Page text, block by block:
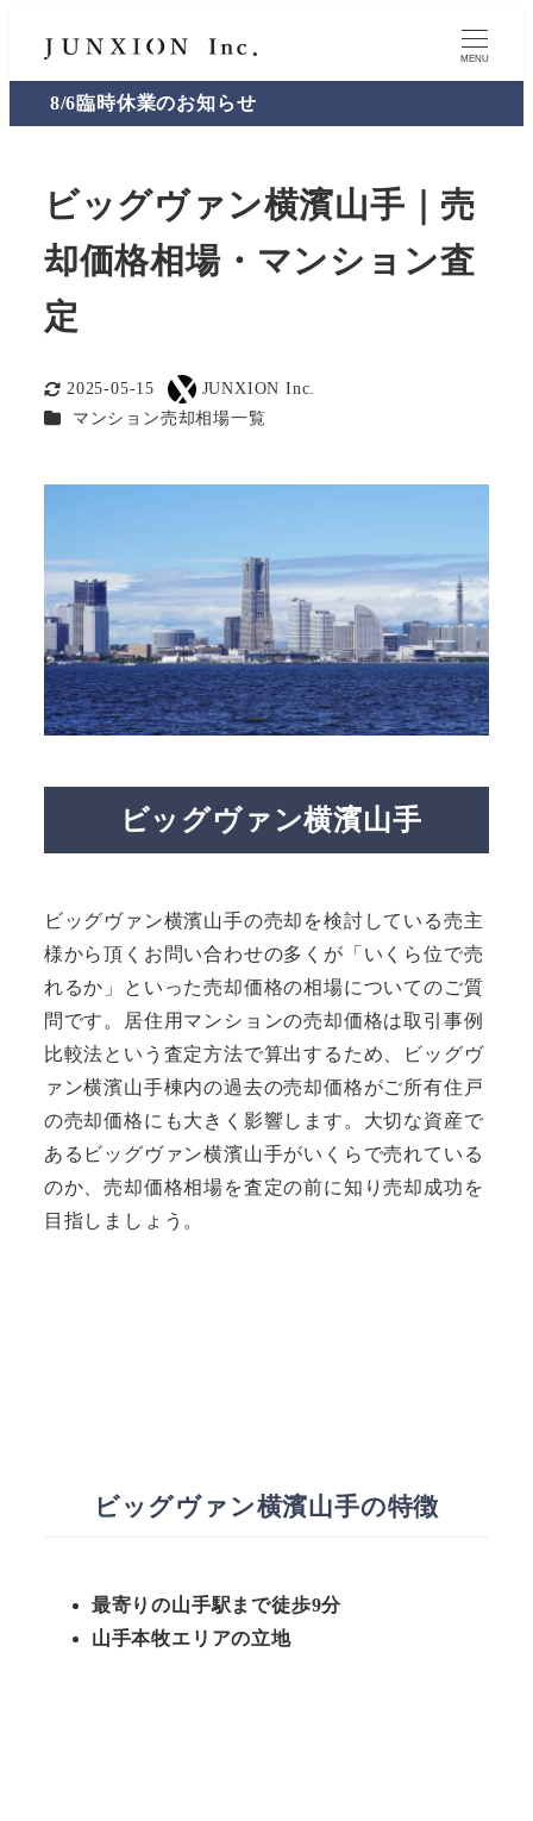
MENU
8/6臨時休業のお知らせ
ビッグヴァン横濱山手｜売
却価格相場・マンション査
定
更新日
2025-05-15
著
者
JUNXION Inc.
カテゴリー
マンション売却相場一覧
ビッグヴァン横濱山手
ビッグヴァン横濱山手の売却を検討している売主
様から頂くお問い合わせの多くが「いくら位で売
れるか」といった売却価格の相場についてのご質
問です。居住用マンションの売却価格は取引事例
比較法という査定方法で算出するため、ビッグヴ
ァン横濱山手棟内の過去の売却価格がご所有住戸
の売却価格にも大きく影響します。大切な資産で
あるビッグヴァン横濱山手がいくらで売れている
のか、売却価格相場を査定の前に知り売却成功を
目指しましょう。
ビッグヴァン横濱山手の特徴
最寄りの山手駅まで徒歩9分
山手本牧エリアの立地